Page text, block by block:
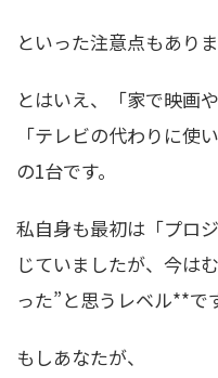
といった注意点もありま
とはいえ、「家で映画
「テレビの代わりに使
の1台です。
私自身も最初は「プロ
じていましたが、今は
った”と思うレベル**で
もしあなたが、